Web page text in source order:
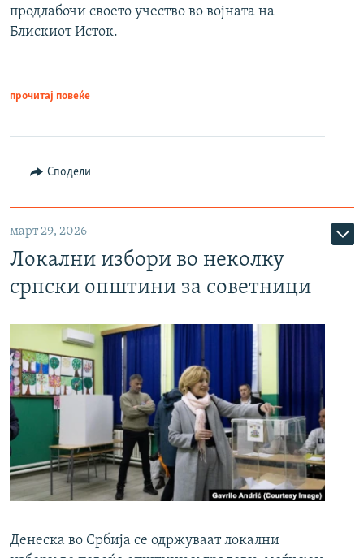
продлабочи своето учество во војната на
Блискиот Исток.
прочитај повеќе
Сподели
март 29, 2026
Локални избори во неколку
српски општини за советници
Денеска во Србија се одржуваат локални